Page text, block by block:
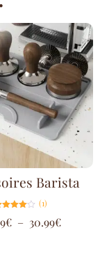
Barista
4.00
sur 5
(1)
€ – 30.99€